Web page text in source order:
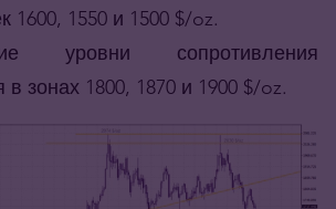
1600, 1550 и 1500 $/oz.
уровни сопротивления
в зонах 1800, 1870 и 1900 $/oz.